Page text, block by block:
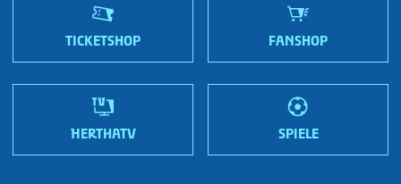
Wir sind Hertha!
TICKETSHOP FANSHOP
HERTHATV SPIELE